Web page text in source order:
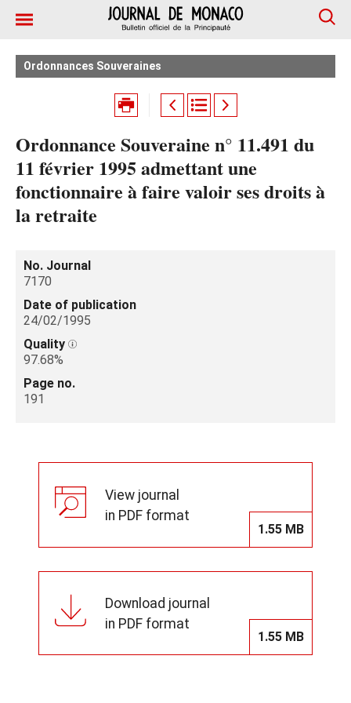
Ordonnances Souveraines
Ordonnance Souveraine n° 11.491 du
11 février 1995 admettant une
fonctionnaire à faire valoir ses droits à
la retraite
No. Journal
7170
Date of publication
24/02/1995
Quality
97.68%
Page no.
191
View journal
in PDF format
1.55 MB
Download journal
in PDF format
1.55 MB